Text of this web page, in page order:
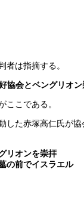
者は指摘する。
協会とベングリオン
ここである。
した赤塚高仁氏が協
リオンを崇拝
の前でイスラエル